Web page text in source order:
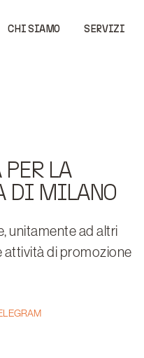
CHI SIAMO SERVIZI
LA
DI MILANO
unitamente ad altri
attività di promozione